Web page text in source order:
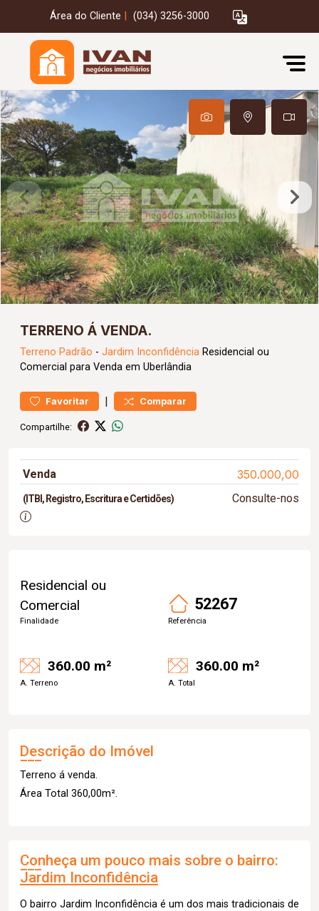
Área do Cliente (034) 3256-3000
TERRENO Á VENDA.
Terreno Padrão - Jardim Inconfidência Residencial ou
Comercial para Venda em Uberlândia
Favoritar | Comparar
Compartilhe:
Venda 350.000,00
(ITBI, Registro, Escritura e Certidões) Consulte-nos
Residencial ou
Comercial
Finalidade
52267
Referência
360.00 m²
A. Terreno
360.00 m²
A. Total
Descrição do Imóvel
Terreno á venda.
Área Total 360,00m².
Conheça um pouco mais sobre o bairro:
Jardim Inconfidência
O bairro Jardim Inconfidência é um dos mais tradicionais de